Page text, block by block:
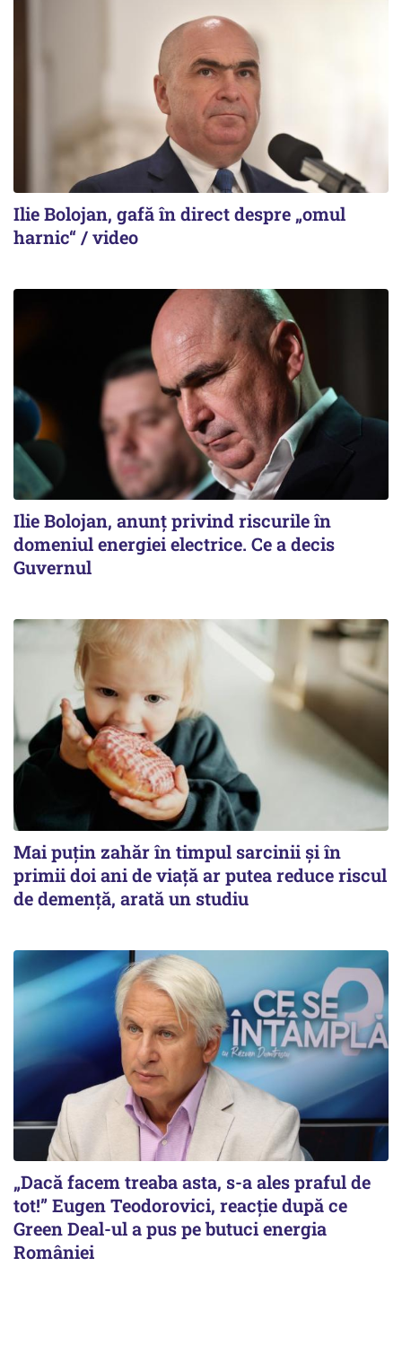
Ilie Bolojan, gafă în direct despre „omul
harnic“ / video
Ilie Bolojan, anunț privind riscurile în
domeniul energiei electrice. Ce a decis
Guvernul
Mai puțin zahăr în timpul sarcinii și în
primii doi ani de viață ar putea reduce riscul
de demență, arată un studiu
„Dacă facem treaba asta, s-a ales praful de
tot!” Eugen Teodorovici, reacție după ce
Green Deal-ul a pus pe butuci energia
României